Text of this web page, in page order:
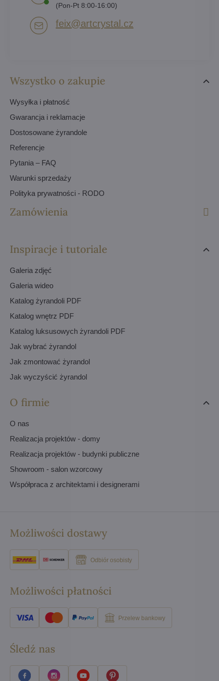
Wszystko o zakupie
Wysyłka i płatność
Gwarancja i reklamacje
Dostosowane żyrandole
Referencje
Pytania – FAQ
Warunki sprzedaży
Polityka prywatności - RODO
Zamówienia
Inspiracje i tutoriale
Galeria zdjęć
Galeria wideo
Katalog żyrandoli PDF
Katalog wnętrz PDF
Katalog luksusowych żyrandoli PDF
Jak wybrać żyrandol
Jak zmontować żyrandol
Jak wyczyścić żyrandol
O firmie
O nas
Realizacja projektów - domy
Realizacja projektów - budynki publiczne
Showroom - salon wzorcowy
Współpraca z architektami i designerami
(Pon-Pt 8:00-16:00)
feix​@artcrystal​.cz
Możliwości dostawy
Odbiór osobisty
Możliwości płatności
Przelew bankowy
Śledź nas